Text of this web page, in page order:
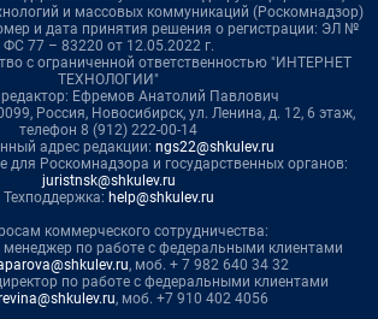
и массовых коммуникаций (Роскомнадзор)
и дата принятия решения о регистрации: ЭЛ №
ФС 77 – 83220 от 12.05.2022 г.
с ограниченной ответственностью "ИНТЕРНЕТ
ТЕХНОЛОГИИ"
Ефремов Анатолий Павлович
Россия, Новосибирск, ул. Ленина, д. 12, 6 этаж,
телефон 8 (912) 222-00-14
адрес редакции: ngs22@shkulev.ru
для Роскомнадзора и государственных органов:
juristnsk@shkulev.ru
Техподдержка: help@shkulev.ru
коммерческого сотрудничества:
по работе с федеральными клиентами
, моб. + 7 982 640 34 32
по работе с федеральными клиентами
, моб. +7 910 402 4056